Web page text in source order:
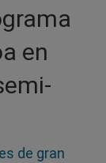
en
de gran